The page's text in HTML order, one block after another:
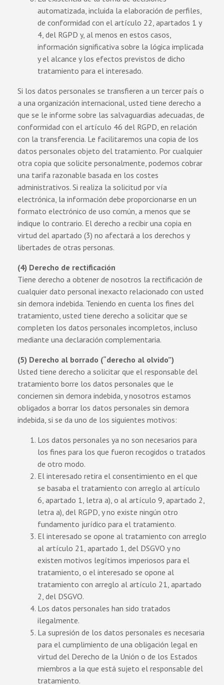
automatizada, incluida la elaboración de perfiles,
de conformidad con el artículo 22, apartados 1 y
4, del RGPD y, al menos en estos casos,
información significativa sobre la lógica implicada
y el alcance y los efectos previstos de dicho
tratamiento para el interesado.
Si los datos personales se transfieren a un tercer país o
a una organización internacional, usted tiene derecho a
que se le informe sobre las salvaguardias adecuadas, de
conformidad con el artículo 46 del RGPD, en relación
con la transferencia. Le facilitaremos una copia de los
datos personales objeto del tratamiento. Por cualquier
otra copia que solicite personalmente, podemos cobrar
una tarifa razonable basada en los costes
administrativos. Si realiza la solicitud por vía
electrónica, la información debe proporcionarse en un
formato electrónico de uso común, a menos que se
indique lo contrario. El derecho a recibir una copia en
virtud del apartado (3) no afectará a los derechos y
libertades de otras personas.
(4) Derecho de rectificación
Tiene derecho a obtener de nosotros la rectificación de
cualquier dato personal inexacto relacionado con usted
sin demora indebida. Teniendo en cuenta los fines del
tratamiento, usted tiene derecho a solicitar que se
completen los datos personales incompletos, incluso
mediante una declaración complementaria.
(5) Derecho al borrado (“derecho al olvido”)
Usted tiene derecho a solicitar que el responsable del
tratamiento borre los datos personales que le
conciernen sin demora indebida, y nosotros estamos
obligados a borrar los datos personales sin demora
indebida, si se da uno de los siguientes motivos:
Los datos personales ya no son necesarios para
los fines para los que fueron recogidos o tratados
de otro modo.
El interesado retira el consentimiento en el que
se basaba el tratamiento con arreglo al artículo
6, apartado 1, letra a), o al artículo 9, apartado 2,
letra a), del RGPD, y no existe ningún otro
fundamento jurídico para el tratamiento.
El interesado se opone al tratamiento con arreglo
al artículo 21, apartado 1, del DSGVO y no
existen motivos legítimos imperiosos para el
tratamiento, o el interesado se opone al
tratamiento con arreglo al artículo 21, apartado
2, del DSGVO.
Los datos personales han sido tratados
ilegalmente.
La supresión de los datos personales es necesaria
para el cumplimiento de una obligación legal en
virtud del Derecho de la Unión o de los Estados
miembros a la que está sujeto el responsable del
tratamiento.